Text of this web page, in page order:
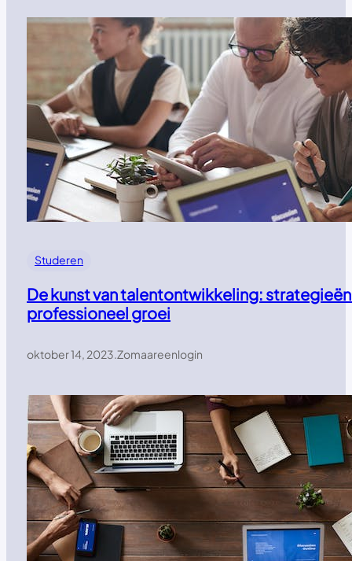
Studeren
De kunst van talentontwikkeling:
professioneel groei
oktober 14, 2023.Zomaareenlogin